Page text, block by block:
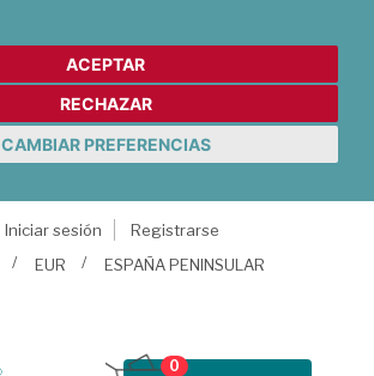
ACEPTAR
RECHAZAR
CAMBIAR PREFERENCIAS
Iniciar sesión
Registrarse
EUR ESPAÑA PENINSULAR
0